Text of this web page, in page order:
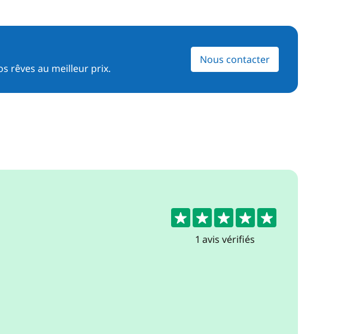
rêves au meilleur prix.
Nous contacter
5
1 avis vérifiés